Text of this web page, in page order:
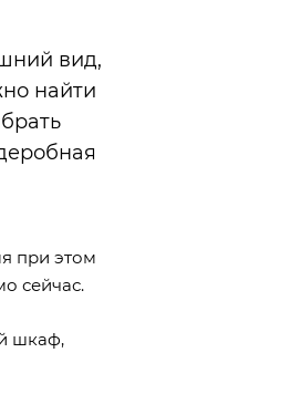
вид,
найти
при этом
сейчас.
шкаф,